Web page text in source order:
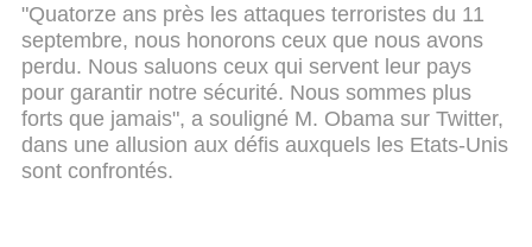
"Quatorze ans près les attaques terroristes du 11
septembre, nous honorons ceux que nous avons
perdu. Nous saluons ceux qui servent leur pays
pour garantir notre sécurité. Nous sommes plus
forts que jamais", a souligné M. Obama sur Twitter,
dans une allusion aux défis auxquels les Etats-Unis
sont confrontés.